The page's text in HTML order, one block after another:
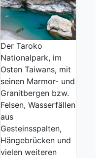
Der Taroko
Nationalpark, im
Osten Taiwans, mit
seinen Marmor- und
Granitbergen bzw.
Felsen, Wasserfällen
aus
Gesteinsspalten,
Hängebrücken und
vielen weiteren